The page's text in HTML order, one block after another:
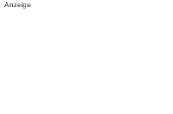
Anzeige